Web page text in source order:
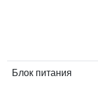
Блок питания